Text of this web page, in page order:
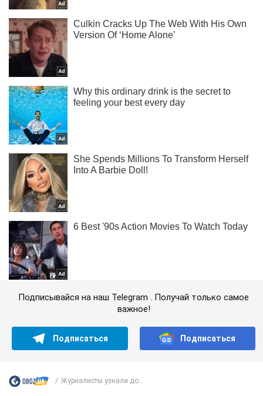
Подписывайся на наш Telegram . Получай только самое
важное!
Подписаться Подписаться
Журналисты узнали до...